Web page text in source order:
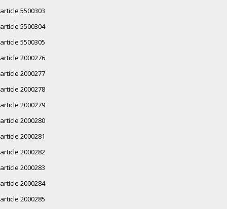
article 5500303
article 5500304
article 5500305
article 2000276
article 2000277
article 2000278
article 2000279
article 2000280
article 2000281
article 2000282
article 2000283
article 2000284
article 2000285